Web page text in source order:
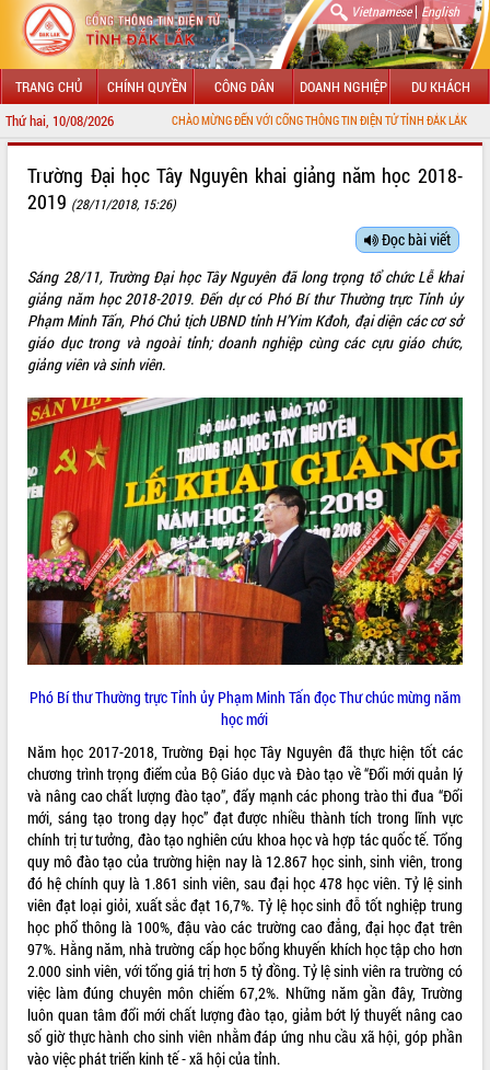
Vietnamese| English
TRANG CHỦ CHÍNH QUYỀN CÔNG DÂN DOANH NGHIỆP DU KHÁCH
Thứ hai, 10/08/2026CHÀO MỪNG ĐẾN VỚI CỔNG THÔNG TIN ĐIỆN TỬ TỈNH ĐẮK LẮK
LÃNH ĐẠO UBND TỈNH
SỞ, BAN, NGÀNH
UBND CÁC XÃ, PHƯỜNG
HỆ THỐNG VĂN BẢN
VĂN BẢN HĐND TỈNH
ĐIỂM TIN VĂN BẢN
QUY HOẠCH - KẾ HOẠCH
VIDEO
Loading the player...
Trường Đại học Tây Nguyên khai giảng năm học 2018-
2019 (28/11/2018, 15:26)
Đọc bài viết
Sáng 28/11, Trường Đại học Tây Nguyên đã long trọng tổ chức Lễ khai
giảng năm học 2018-2019. Đến dự có Phó Bí thư Thường trực Tỉnh ủy
Phạm Minh Tấn, Phó Chủ tịch UBND tỉnh H’Yim Kđoh, đại diện các cơ sở
giáo dục trong và ngoài tỉnh; doanh nghiệp cùng các cựu giáo chức,
giảng viên và sinh viên.
Phó Bí thư Thường trực Tỉnh ủy Phạm Minh Tấn đọc Thư chúc mừng năm
học mới
Năm học 2017-2018, Trường Đại học Tây Nguyên đã thực hiện tốt các
chương trình trọng điểm của Bộ Giáo dục và Đào tạo về “Đổi mới quản lý
và nâng cao chất lượng đào tạo”, đẩy mạnh các phong trào thi đua “Đổi
mới, sáng tạo trong dạy học” đạt được nhiều thành tích trong lĩnh vực
chính trị tư tưởng, đào tạo nghiên cứu khoa học và hợp tác quốc tế. Tổng
quy mô đào tạo của trường hiện nay là 12.867 học sinh, sinh viên, trong
đó hệ chính quy là 1.861 sinh viên, sau đại học 478 học viên. Tỷ lệ sinh
viên đạt loại giỏi, xuất sắc đạt 16,7%. Tỷ lệ học sinh đỗ tốt nghiệp trung
học phổ thông là 100%, đậu vào các trường cao đẳng, đại học đạt trên
97%. Hằng năm, nhà trường cấp học bổng khuyến khích học tập cho hơn
2.000 sinh viên, với tổng giá trị hơn 5 tỷ đồng. Tỷ lệ sinh viên ra trường có
việc làm đúng chuyên môn chiếm 67,2%. Những năm gần đây, Trường
luôn quan tâm đổi mới chất lượng đào tạo, giảm bớt lý thuyết nâng cao
số giờ thực hành cho sinh viên nhằm đáp ứng nhu cầu xã hội, góp phần
vào việc phát triển kinh tế - xã hội của tỉnh.